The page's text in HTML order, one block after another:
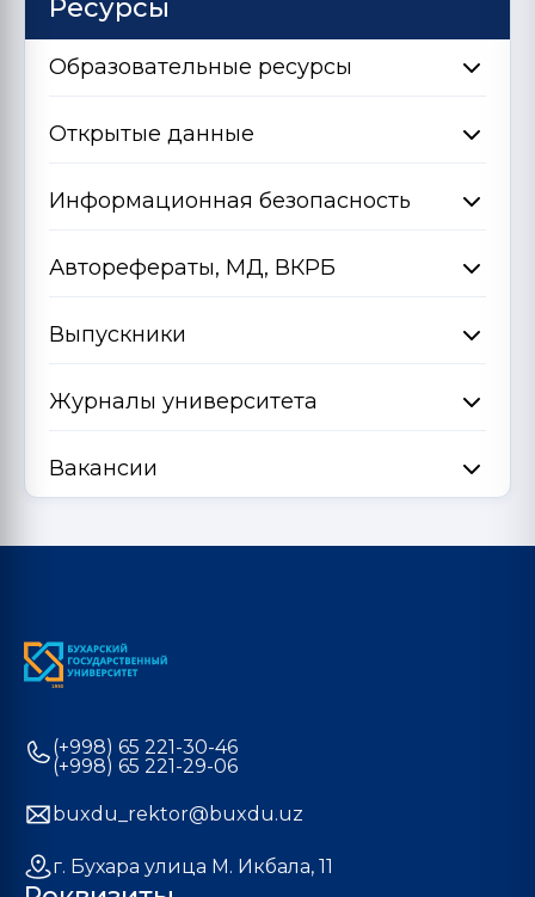
Ресурсы
Образовательные ресурсы
Открытые данные
Информационная безопасность
Авторефераты, МД, ВКРБ
Выпускники
Журналы университета
Вакансии
(+998) 65 221-30-46
(+998) 65 221-29-06
buxdu_rektor@buxdu.uz
г. Бухара улица М. Икбала, 11